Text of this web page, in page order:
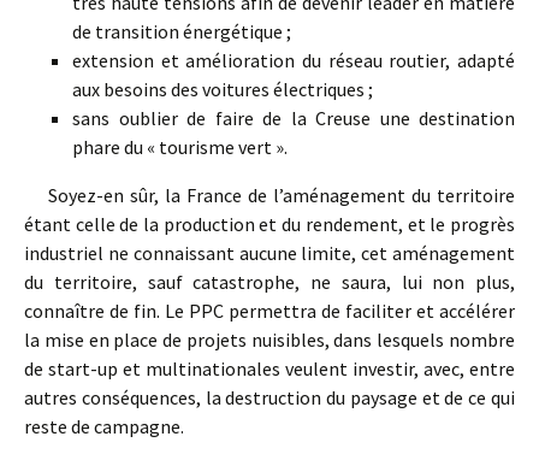
de transition énergétique ;
extension et amélioration du réseau routier, adapté
aux besoins des voitures électriques ;
sans oublier de faire de la Creuse une destination
phare du « tourisme vert ».
Soyez-en sûr, la France de l’aménagement du territoire
étant celle de la production et du rendement, et le progrès
industriel ne connaissant aucune limite, cet aménagement
du territoire, sauf catastrophe, ne saura, lui non plus,
connaître de fin. Le PPC permettra de faciliter et accélérer
la mise en place de projets nuisibles, dans lesquels nombre
de start-up et multinationales veulent investir, avec, entre
autres conséquences, la destruction du paysage et de ce qui
reste de campagne.